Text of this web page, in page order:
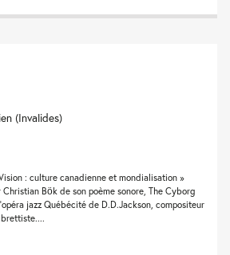
(Invalides)
: culture canadienne et mondialisation »
Bök de son poème sonore, The Cyborg
jazz Québécité de D.D.Jackson, compositeur